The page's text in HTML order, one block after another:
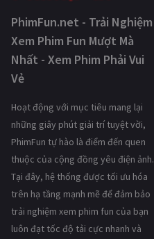
PhimFun.net - Trải Nghiệm
Xem Phim Fun Mượt Mà
Nhất - Xem Phim Phải Vui
Vẻ
Hoạt động với mục tiêu mang lại
những giây phút giải trí tuyệt vời,
PhimFun tự hào là điểm đến quen
thuộc của cộng đồng yêu điện ảnh.
Tại đây, hệ thống được tối ưu hóa
trên hạ tầng mạnh mẽ để đảm bảo
trải nghiệm xem phim fun của bạn
luôn đạt tốc độ tải cực nhanh và